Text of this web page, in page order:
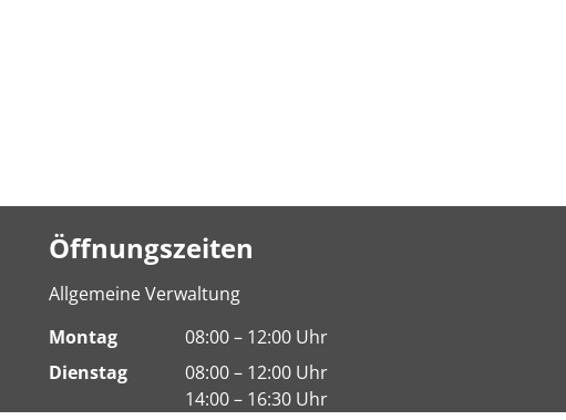
Öffnungszeiten
Allgemeine Verwaltung
Montag
08:00 – 12:00 Uhr
Dienstag
08:00 – 12:00 Uhr
14:00 – 16:30 Uhr